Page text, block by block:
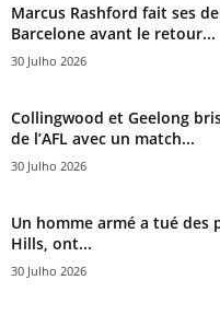
Marcus Rashford fait ses
Barcelone avant le retour...
30 Julho 2026
Collingwood et Geelong
de l’AFL avec un match...
30 Julho 2026
Un homme armé a tué des
Hills, ont...
30 Julho 2026